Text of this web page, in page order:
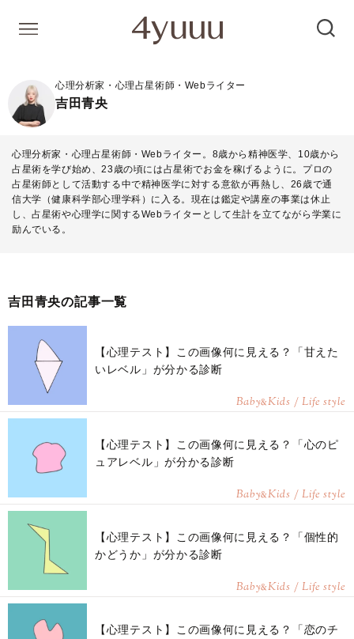
心理分析家・心理占星術師・Webライター
吉田青央
心理分析家・心理占星術師・Webライター。8歳から精神医学、10歳から
占星術を学び始め、23歳の頃には占星術でお金を稼げるように。プロの
占星術師として活動する中で精神医学に対する意欲が再熱し、26歳で通
信大学（健康科学部心理学科）に入る。現在は鑑定や講座の事業は休止
し、占星術や心理学に関するWebライターとして生計を立てながら学業に
励んでいる。
吉田青央の記事一覧
【心理テスト】この画像何に見える？「甘えた
いレベル」が分かる診断
Baby&Kids / Life style
【心理テスト】この画像何に見える？「心のピ
ュアレベル」が分かる診断
Baby&Kids / Life style
【心理テスト】この画像何に見える？「個性的
かどうか」が分かる診断
Baby&Kids / Life style
【心理テスト】この画像何に見える？「恋のチ